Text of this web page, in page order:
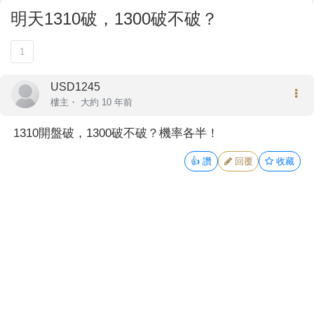
明天1310破，1300破不破？
1
USD1245
樓主 ・ 大約 10 年前
1310開盤破，1300破不破？機率各半！
👍 讚 回覆 收藏